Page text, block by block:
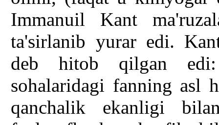
Immanuil Kant
ta'sirlanib yurar edi.
deb hitob qilgan
sohalaridagi fanning asl
qanchalik ekanligi